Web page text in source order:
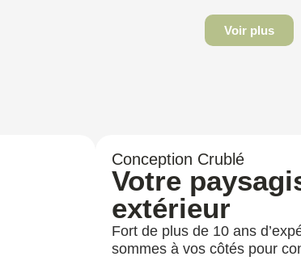
Voir plus
Conception Crublé
Votre
extérieur
Fort de plus de 10 ans
sommes à vos côtés pour